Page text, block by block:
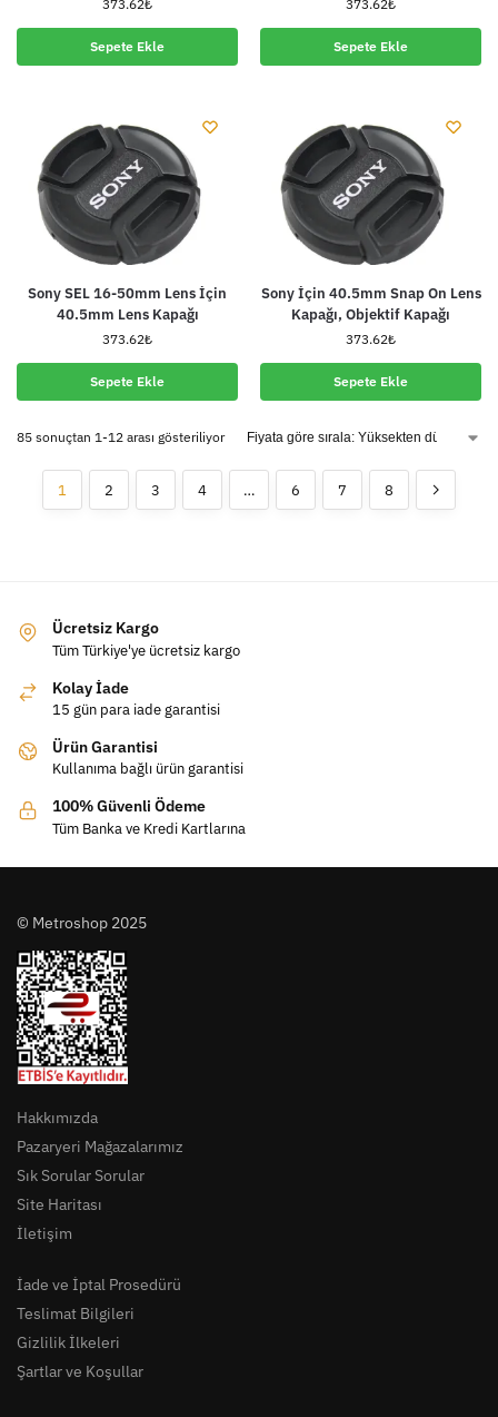
373.62₺
Sepete Ekle
373.62₺
Sepete Ekle
Sony SEL 16-50mm Lens İçin
40.5mm Lens Kapağı
373.62₺
Sepete Ekle
Sony İçin 40.5mm Snap On Lens
Kapağı, Objektif Kapağı
373.62₺
Sepete Ekle
85 sonuçtan 1-12 arası gösteriliyor
1 2 3 4 … 6 7 8
Ücretsiz Kargo
Tüm Türkiye'ye ücretsiz kargo
Kolay İade
15 gün para iade garantisi
Ürün Garantisi
Kullanıma bağlı ürün garantisi
100% Güvenli Ödeme
Tüm Banka ve Kredi Kartlarına
© Metroshop 2025
Hakkımızda
Pazaryeri Mağazalarımız
Sık Sorular Sorular
Site Haritası
İletişim
İade ve İptal Prosedürü
Teslimat Bilgileri
Gizlilik İlkeleri
Şartlar ve Koşullar